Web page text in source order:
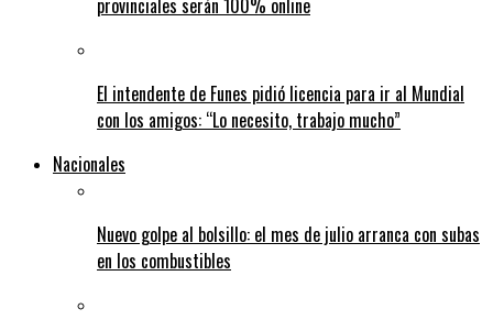
provinciales serán 100% online
El intendente de Funes pidió licencia para ir al Mundial
con los amigos: “Lo necesito, trabajo mucho”
Nacionales
Nuevo golpe al bolsillo: el mes de julio arranca con subas
en los combustibles